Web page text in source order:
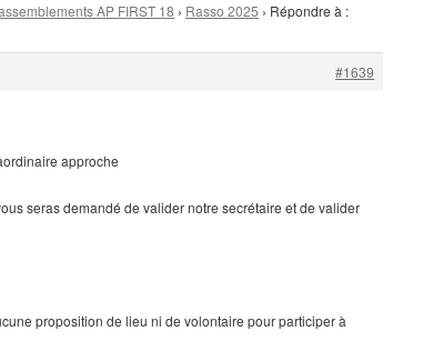
AP FIRST 18 › Rasso 2025 › Répondre à :
#1639
approche
seras demandé de valider notre secrétaire et de valider
proposition de lieu ni de volontaire pour participer à